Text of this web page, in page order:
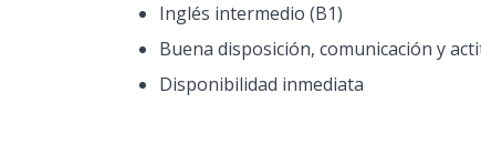
Inglés intermedio (B1)
Buena disposición, comunicación y
Disponibilidad inmediata